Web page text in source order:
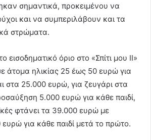
σημαντικά, προκειμένου να
και να συμπεριλάβουν και τα
στρώματα.
εισοδηματικό όριο στο «Σπίτι μου ΙΙ»
άτομα ηλικίας 25 έως 50 ευρώ για
στα 25.000 ευρώ, για ζευγάρι στα
5.000 ευρώ για κάθε παιδί,
φτάνει τα 39.000 ευρώ με
για κάθε παιδί μετά το πρώτο.